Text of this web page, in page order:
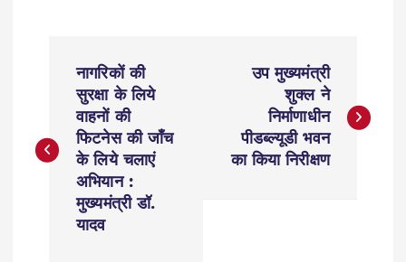
s
नागरिकों की
सुरक्षा के लिये
वाहनों की
फिटनेस की जाँच
के लिये चलाएं
अभियान :
मुख्यमंत्री डॉ.
यादव
उप मुख्यमंत्री
शुक्ल ने
निर्माणाधीन
पीडब्ल्यूडी भवन
का किया निरीक्षण